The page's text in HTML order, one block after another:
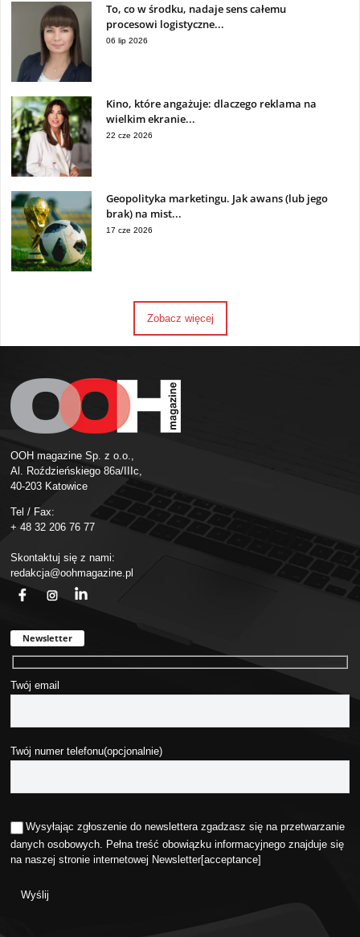
To, co w środku, nadaje sens całemu
procesowi logistyczne...
06 lip 2026
Kino, które angażuje: dlaczego reklama na
wielkim ekranie...
22 cze 2026
Geopolityka marketingu. Jak awans (lub jego
brak) na mist...
17 cze 2026
Zobacz więcej
OOH magazine Sp. z o.o.,
Al. Roździeńskiego 86a/IIIc,
40-203 Katowice
Tel / Fax:
+ 48 32 206 76 77
Skontaktuj się z nami:
redakcja@oohmagazine.pl
Newsletter
Twój email
Twój numer telefonu(opcjonalnie)
Wysyłając zgłoszenie do newslettera zgadzasz się na przetwarzanie
danych osobowych. Pełna treść obowiązku informacyjnego znajduje się
na naszej stronie internetowej Newsletter[acceptance]